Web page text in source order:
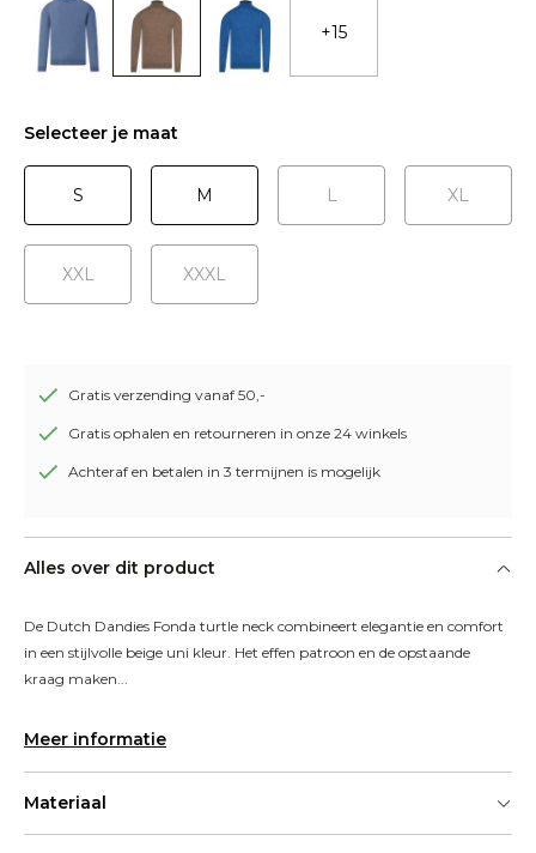
+15
Selecteer je maat
S M L XL
XXL XXXL
Gratis verzending vanaf 50,-
Gratis ophalen en retourneren in onze 24 winkels
Achteraf en betalen in 3 termijnen is mogelijk
Alles over dit product
De Dutch Dandies Fonda turtle neck combineert elegantie en comfort
in een stijlvolle beige uni kleur. Het effen patroon en de opstaande
kraag maken...
Meer informatie
Materiaal